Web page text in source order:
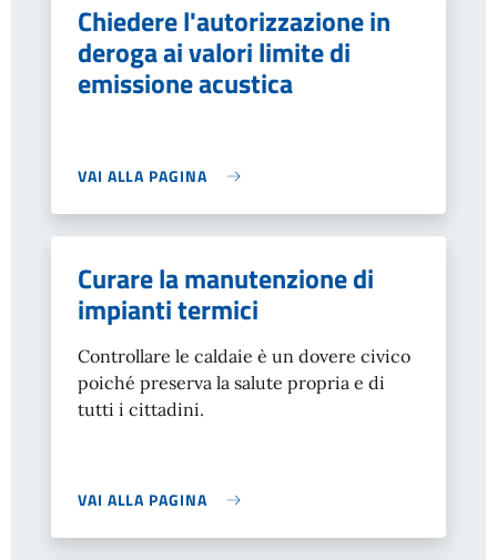
Chiedere l'autorizzazione in
deroga ai valori limite di
emissione acustica
VAI ALLA PAGINA
Curare la manutenzione di
impianti termici
Controllare le caldaie è un dovere civico
poiché preserva la salute propria e di
tutti i cittadini.
VAI ALLA PAGINA